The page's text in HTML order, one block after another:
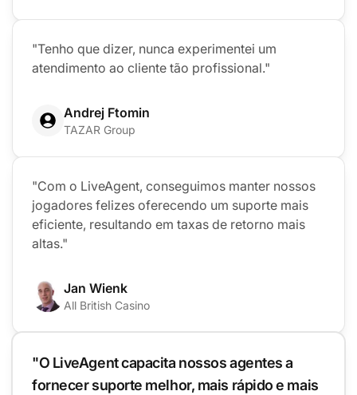
"Tenho que dizer, nunca experimentei um
atendimento ao cliente tão profissional."
Andrej Ftomin
TAZAR Group
"Com o LiveAgent, conseguimos manter nossos
jogadores felizes oferecendo um suporte mais
eficiente, resultando em taxas de retorno mais
altas."
Jan Wienk
All British Casino
"O LiveAgent capacita nossos agentes a
fornecer suporte melhor, mais rápido e mais